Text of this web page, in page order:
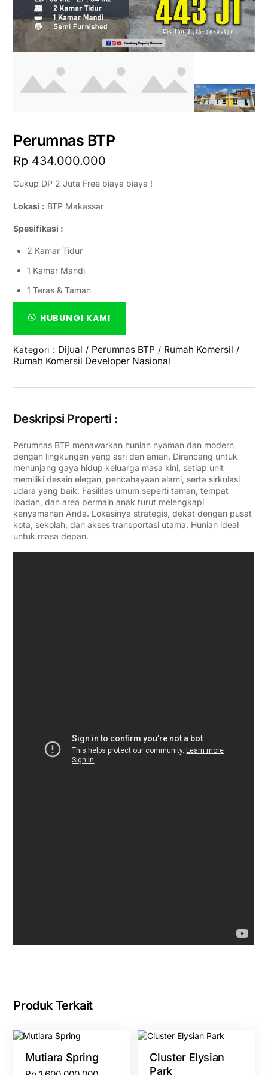
Perumnas BTP
Rp 434.000.000
Cukup DP 2 Juta Free biaya biaya !
Lokasi : BTP Makassar
Spesifikasi :
2 Kamar Tidur
1 Kamar Mandi
1 Teras & Taman
HUBUNGI KAMI
Kategori : Dijual / Perumnas BTP / Rumah Komersil /
Rumah Komersil Developer Nasional
Deskripsi Properti :
Perumnas BTP menawarkan hunian nyaman dan modern
dengan lingkungan yang asri dan aman. Dirancang untuk
menunjang gaya hidup keluarga masa kini, setiap unit
memiliki desain elegan, pencahayaan alami, serta sirkulasi
udara yang baik. Fasilitas umum seperti taman, tempat
ibadah, dan area bermain anak turut melengkapi
kenyamanan Anda. Lokasinya strategis, dekat dengan pusat
kota, sekolah, dan akses transportasi utama. Hunian ideal
untuk masa depan.
Produk Terkait
Mutiara Spring
Cluster Elysian
Park